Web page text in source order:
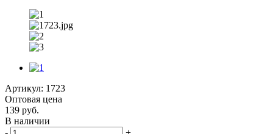
Артикул: 1723
Оптовая цена
139 руб.
В наличии